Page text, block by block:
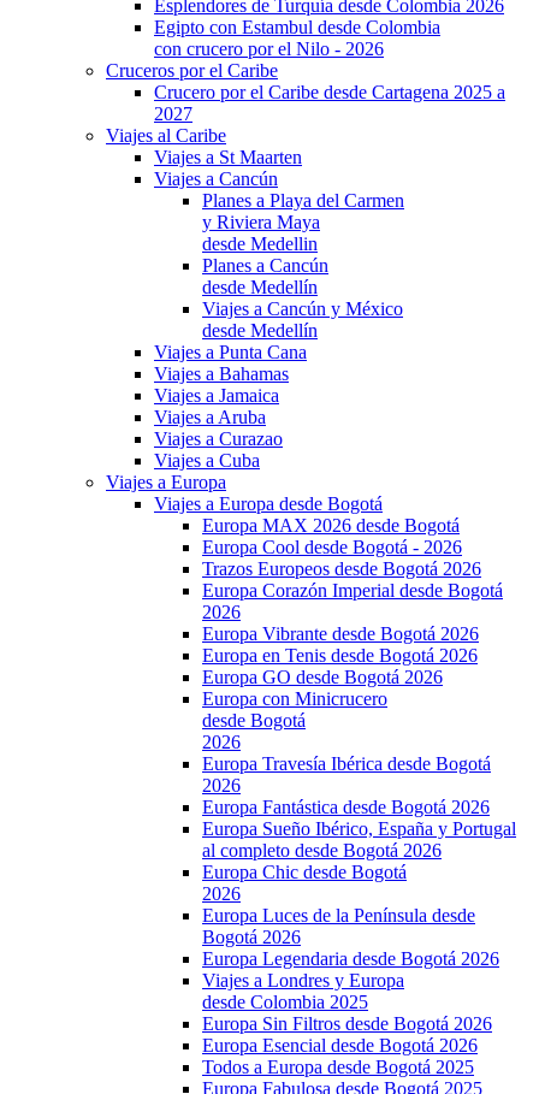
Esplendores de Turquía desde Colombia 2026
Egipto con Estambul desde Colombia
con crucero por el Nilo - 2026
Cruceros por el Caribe
Crucero por el Caribe desde Cartagena 2025 a
2027
Viajes al Caribe
Viajes a St Maarten
Viajes a Cancún
Planes a Playa del Carmen
y Riviera Maya
desde Medellin
Planes a Cancún
desde Medellín
Viajes a Cancún y México
desde Medellín
Viajes a Punta Cana
Viajes a Bahamas
Viajes a Jamaica
Viajes a Aruba
Viajes a Curazao
Viajes a Cuba
Viajes a Europa
Viajes a Europa desde Bogotá
Europa MAX 2026 desde Bogotá
Europa Cool desde Bogotá - 2026
Trazos Europeos desde Bogotá 2026
Europa Corazón Imperial desde Bogotá
2026
Europa Vibrante desde Bogotá 2026
Europa en Tenis desde Bogotá 2026
Europa GO desde Bogotá 2026
Europa con Minicrucero
desde Bogotá
2026
Europa Travesía Ibérica desde Bogotá
2026
Europa Fantástica desde Bogotá 2026
Europa Sueño Ibérico, España y Portugal
al completo desde Bogotá 2026
Europa Chic desde Bogotá
2026
Europa Luces de la Península desde
Bogotá 2026
Europa Legendaria desde Bogotá 2026
Viajes a Londres y Europa
desde Colombia 2025
Europa Sin Filtros desde Bogotá 2026
Europa Esencial desde Bogotá 2026
Todos a Europa desde Bogotá 2025
Europa Fabulosa desde Bogotá 2025